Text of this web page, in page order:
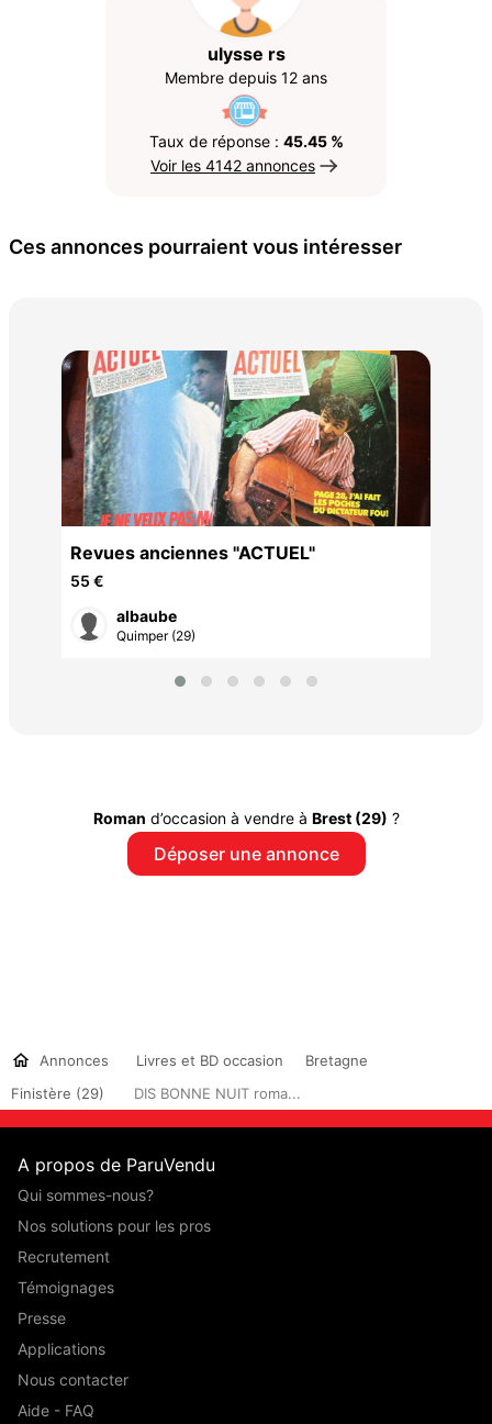
ulysse rs
Membre depuis 12 ans
Taux de réponse : 45.45 %
Voir les 4142 annonces
Ces annonces pourraient vous intéresser
Revues anciennes "ACTUEL"
55 €
albaube
Quimper (29)
Roman d’occasion à vendre à Brest (29) ?
Déposer une annonce
Annonces Livres et BD occasion
Bretagne
Finistère (29)
DIS BONNE NUIT roma...
A propos de ParuVendu
Qui sommes-nous?
Nos solutions pour les pros
Recrutement
Témoignages
Presse
Applications
Nous contacter
Aide - FAQ